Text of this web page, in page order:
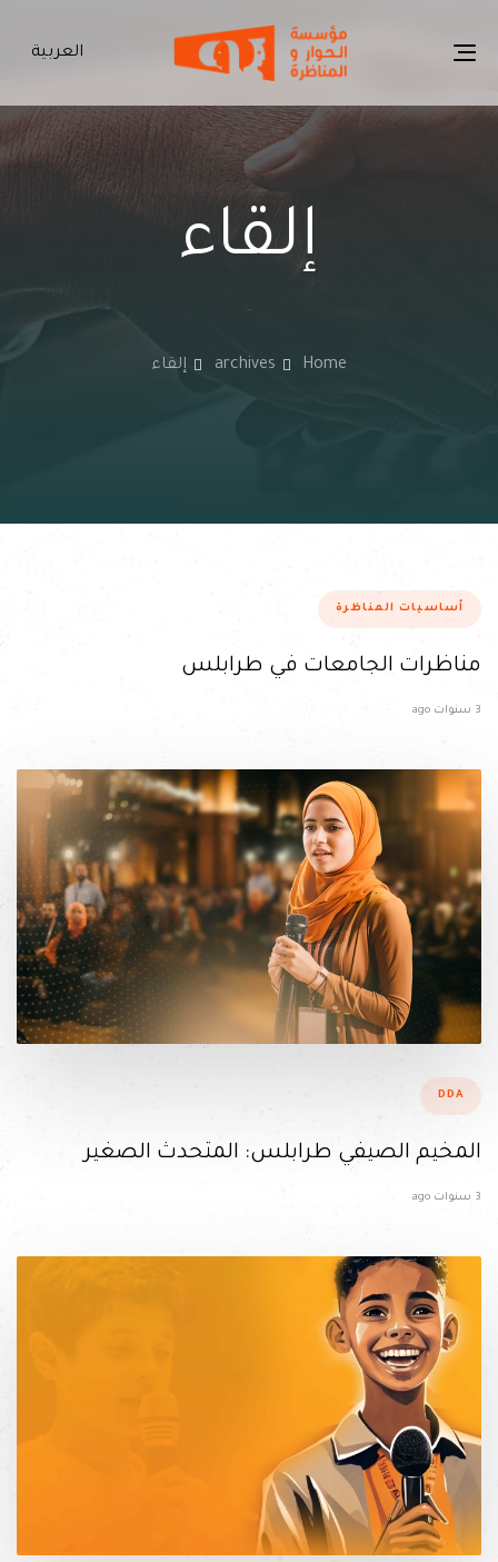
العربية
Toggle
إلقاء
-
Home
archives إلقاء
أساسيات المناظرة
مناظرات الجامعات في طرابلس
3 سنوات ago
DDA
المخيم الصيفي طرابلس: المتحدث الصغير
3 سنوات ago